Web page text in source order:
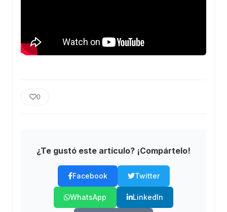
0
¿Te gustó este artículo? ¡Compártelo!
Facebook Twitter
WhatsApp LinkedIn